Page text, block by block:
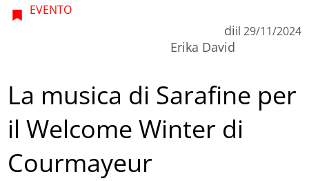
EVENTO
di
Erika David
il 29/11/2024
La musica di Sarafine per
il Welcome Winter di
Courmayeur